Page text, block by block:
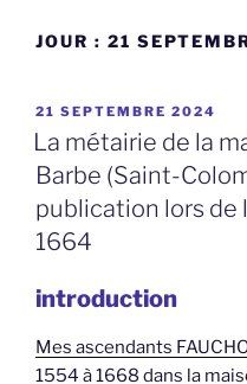
JOUR : 21
PUBLIÉ
LE
21 SEPTEMBRE 2024
La métairie de la
Barbe (Saint-
publication lors de
1664
introduction
Mes ascendants
1554 à 1668 dans la